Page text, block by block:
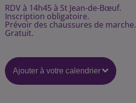
RDV à 14h45 à St Jean-de-Bœuf.
Inscription obligatoire.
Prévoir des chaussures de marche.
Gratuit.
Ajouter à votre calendrier